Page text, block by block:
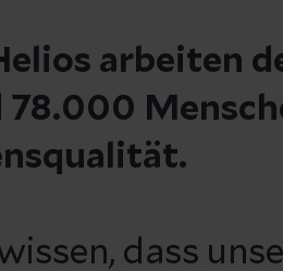
arbeiten
78.000
dass